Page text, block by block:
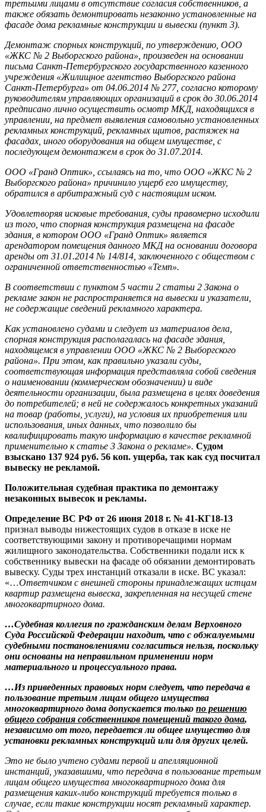
третьими лицами в отсутствие согласия собственников, а
также обязать демонтировать незаконно установленные на
фасаде дома рекламные конструкции и вывески (пункт 3).
Демонтаж спорных конструкций, по утверждению, ООО
«ЖКС № 2 Выборгского района», произведен на основании
письма Санкт-Петербургского государственного казенного
учреждения «Жилищное агентство Выборгского района
Санкт-Петербурга» от 04.06.2014 № 277, согласно которому
руководителям управляющих организаций в срок до 30.06.2014
предписано лично осуществить осмотр МКД, находящихся в
управлении, на предмет выявления самовольно установленных
рекламных конструкций, рекламных щитов, растяжек на
фасадах, иного оборудования на общем имуществе, с
последующем демонтажем в срок до 31.07.2014.
ООО «Гранд Оптик», ссылаясь на то, что ООО «ЖКС № 2
Выборгского района» причинило ущерб его имуществу,
обратился в арбитражный суд с настоящим иском.
Удовлетворяя исковые требования, суды правомерно исходили
из того, что спорная конструкция размещена на фасаде
здания, в котором ООО «Гранд Оптик» является
арендатором помещения данного МКД на основании договора
аренды от 31.01.2014 № 14/814, заключенного с обществом с
ограниченной ответственностью «Темп».
В соответствии с пунктом 5 части 2 статьи 2 Закона о
рекламе закон не распространяется на вывески и указатели,
не содержащие сведений рекламного характера.
Как установлено судами и следует из материалов дела,
спорная конструкция располагалась на фасаде здания,
находящемся в управлении ООО «ЖКС № 2 Выборгского
района». При этом, как правильно указали суды,
соответствующая информация представляла собой сведения
о наименовании (коммерческом обозначении) и виде
деятельности организации, была размещена в целях доведения
до потребителей; в ней не содержалось конкретных указаний
на товар (работы, услуги), на условия их приобретения или
использования, иных данных, что позволило бы
квалифицировать такую информацию в качестве рекламной
применительно к статье 3 Закона о рекламе». Судом
взыскано 137 924 руб. 56 коп. ущерба, так как суд посчитал
вывеску не рекламой.
Положительная судебная практика по демонтажу
незаконных вывесок и рекламы.
Определение ВС РФ от 26 июня 2018 г. № 41-КГ18-13
признал выводы нижестоящих судов в отказе в иске не
соответствующими закону и противоречащими нормам
жилищного законодательства. Собственники подали иск к
собственнику вывески на фасаде об обязании демонтировать
вывеску. Суды трех инстанций отказали в иске. ВС указал:
«…Ответчиком с внешней стороны принадлежащих истцам
квартир размещена вывеска, закрепленная на несущей стене
многоквартирного дома.
…Судебная коллегия по гражданским делам Верховного
Суда Российской Федерации находит, что с обжалуемыми
судебными постановлениями согласиться нельзя, поскольку
они основаны на неправильном применении норм
материального и процессуального права.
…Из приведенных правовых норм следует, что передача в
пользование третьим лицам общего имущества
многоквартирного дома допускается только по решению
общего собрания собственников помещений такого дома,
независимо от того, передается ли общее имущество для
установки рекламных конструкций или для других целей.
Это не было учтено судами первой и апелляционной
инстанций, указавшими, что передача в пользование третьим
лицам общего имущества многоквартирного дома для
размещения каких-либо конструкций требуется только в
случае, если такие конструкции носят рекламный характер.